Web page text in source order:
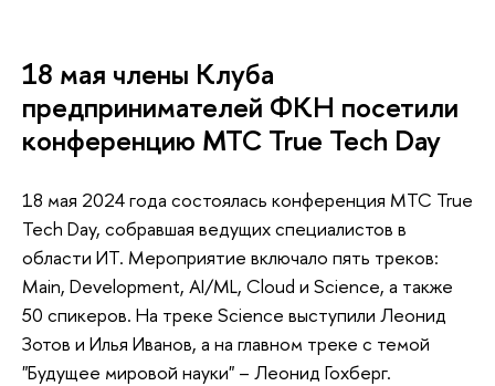
18 мая члены Клуба
предпринимателей ФКН посетили
конференцию МТС True Tech Day
18 мая 2024 года состоялась конференция МТС True
Tech Day, собравшая ведущих специалистов в
области ИТ. Мероприятие включало пять треков:
Main, Development, AI/ML, Cloud и Science, а также
50 спикеров. На треке Science выступили Леонид
Зотов и Илья Иванов, а на главном треке с темой
"Будущее мировой науки" – Леонид Гохберг.